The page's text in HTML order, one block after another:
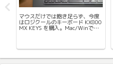
マウスだけでは飽き足らず、今度
はロジクールのキーボード KX800
MX KEYS を購入。Mac/Winで共